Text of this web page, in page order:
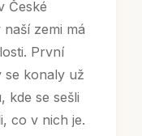
České
zemi má
První
se konaly už
kde se sešli
co v nich je.